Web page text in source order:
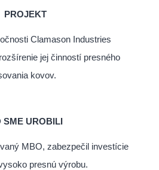
PROJEKT
Clamason Industries
jej činností presného
kovov.
SME UROBILI
MBO, zabezpečil investície
presnú výrobu.